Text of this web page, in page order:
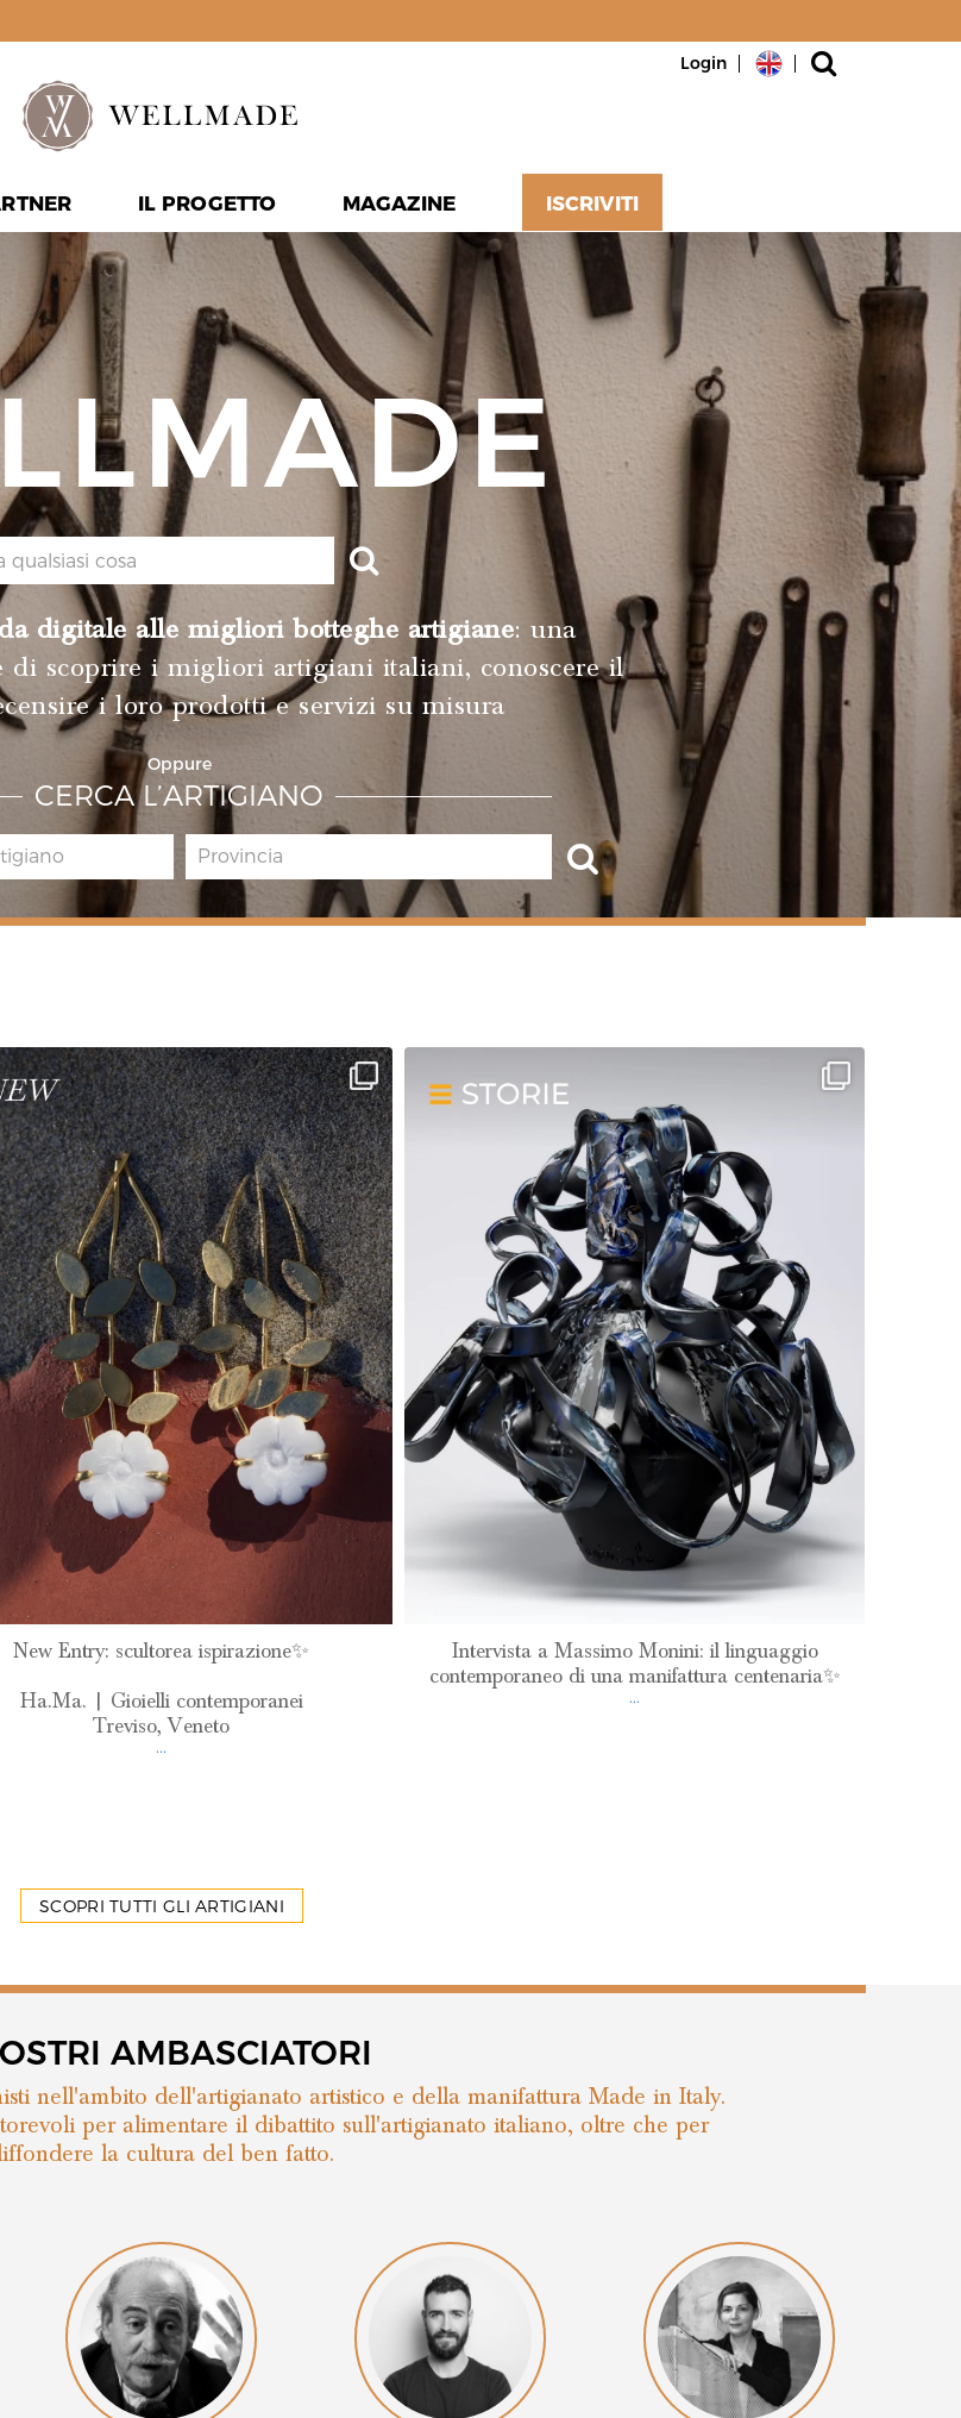
Login
IL PROGETTO MAGAZINE ISCRIVITI
digitale alle migliori botteghe artigiane: una
di scoprire i migliori artigiani italiani, conoscere il
i loro prodotti e servizi su misura
Oppure
CERCA L’ARTIGIANO
wellmadeit
Ago 3
New Entry: scultorea ispirazione✨
Ha.Ma. | Gioielli contemporanei
Treviso, Veneto
...
Intervista a Massimo Monini: il linguaggio
contemporaneo di una manifattura centenaria✨
...
SCOPRI TUTTI GLI ARTIGIANI
AMBASCIATORI
nell'ambito dell'artigianato artistico e della manifattura Made in Italy.
per alimentare il dibattito sull'artigianato italiano, oltre che per
la cultura del ben fatto.